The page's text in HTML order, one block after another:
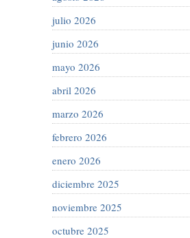
julio 2026
junio 2026
mayo 2026
abril 2026
marzo 2026
febrero 2026
enero 2026
diciembre 2025
noviembre 2025
octubre 2025